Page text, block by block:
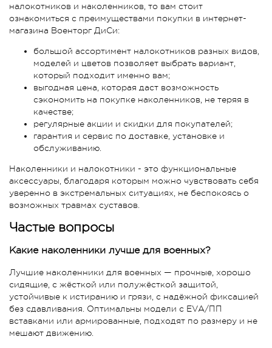
налокотников и наколенников, то вам стоит
ознакомиться с преимуществами покупки в интернет-
магазина Военторг ДиСи:
большой ассортимент налокотников разных видов,
моделей и цветов позволяет выбрать вариант,
который подходит именно вам;
выгодная цена, которая даст возможность
сэкономить на покупке наколенников, не теряя в
качестве;
регулярные акции и скидки для покупателей;
гарантия и сервис по доставке, установке и
обслуживанию.
Наколенники и налокотники - это функциональные
аксессуары, благодаря которым можно чувствовать себя
уверенно в экстремальных ситуациях, не беспокоясь о
возможных травмах суставов.
Частые вопросы
Какие наколенники лучше для военных?
Лучшие наколенники для военных — прочные, хорошо
сидящие, с жёсткой или полужёсткой защитой,
устойчивые к истиранию и грязи, с надёжной фиксацией
без сдавливания. Оптимальны модели с EVA/ПП
вставками или армированные, подходят по размеру и не
мешают движению.